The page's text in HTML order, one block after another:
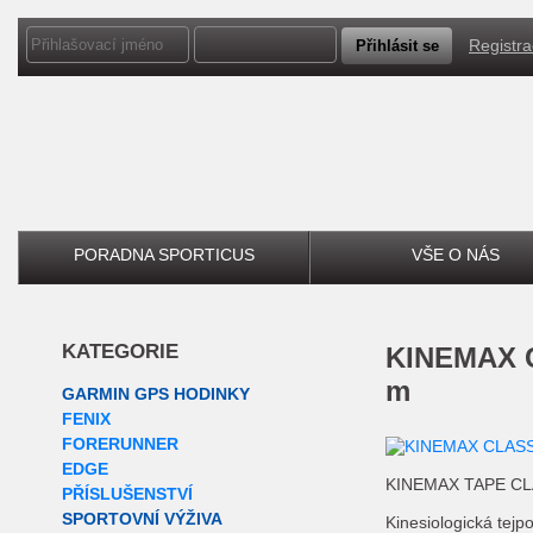
PORADNA SPORTICUS VŠE O NÁS
KATEGORIE
GARMIN GPS HODINKY
FENIX
FORERUNNER
EDGE
PŘÍSLUŠENSTVÍ
SPORTOVNÍ VÝŽIVA
KINEMAX CLASSIC TAPE tělová 5
m
KINEMAX TAPE
Kinesiologická